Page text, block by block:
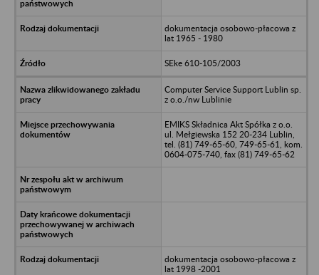
dokumentacja osobowo-płacowa z
lat 1965 - 1980
SEke 610-105/2003
Computer Service Support Lublin sp.
z o.o./nw Lublinie
EMIKS Składnica Akt Spółka z o.o.
ul. Mełgiewska 152 20-234 Lublin,
tel. (81) 749-65-60, 749-65-61, kom.
0604-075-740, fax (81) 749-65-62
dokumentacja osobowo-płacowa z
lat 1998 -2001